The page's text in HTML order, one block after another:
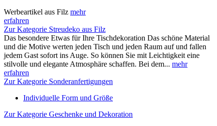
Werbeartikel aus Filz mehr
erfahren
Zur Kategorie Streudeko aus Filz
Das besondere Etwas für Ihre Tischdekoration Das schöne Material
und die Motive werten jeden Tisch und jeden Raum auf und fallen
jedem Gast sofort ins Auge. So können Sie mit Leichtigkeit eine
stilvolle und elegante Atmosphäre schaffen. Bei dem... mehr
erfahren
Zur Kategorie Sonderanfertigungen
Individuelle Form und Größe
Zur Kategorie Geschenke und Dekoration